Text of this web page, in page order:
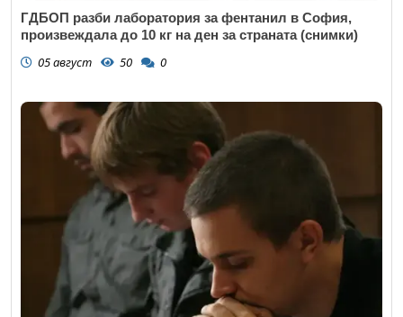
ГДБОП разби лаборатория за фентанил в София,
произвеждала до 10 кг на ден за страната (снимки)
05 август 50 0